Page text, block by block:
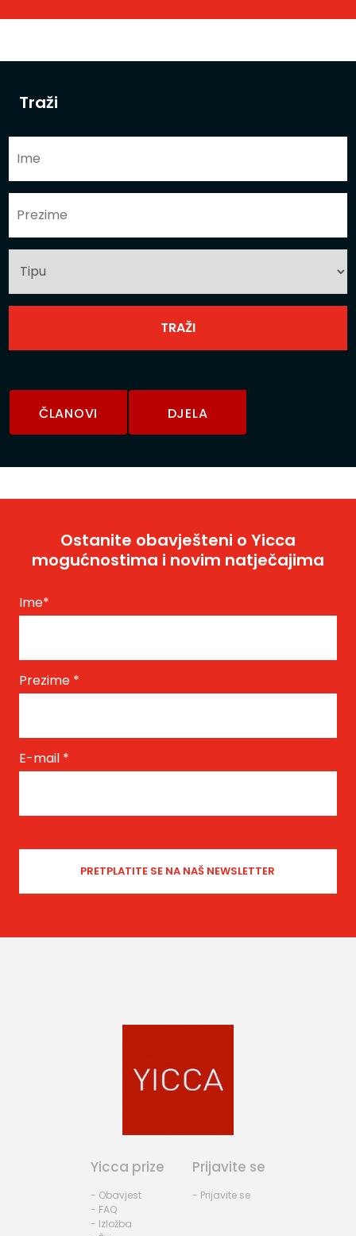
Traži
ČLANOVI DJELA
Ostanite obavješteni o Yicca
mogućnostima i novim natječajima
Ime*
Prezime *
E-mail *
Yicca prize
- Obavjest
- FAQ
- Izložba
Prijavite se
- Prijavite se